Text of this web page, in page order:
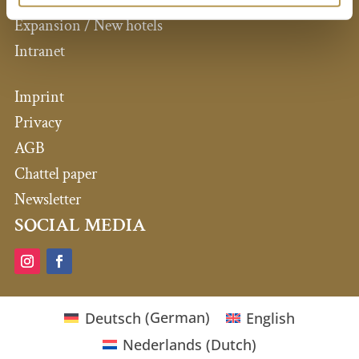
Expansion / New hotels
Intranet
Imprint
Privacy
AGB
Chattel paper
Newsletter
SOCIAL MEDIA
Deutsch (German)
English
Nederlands (Dutch)